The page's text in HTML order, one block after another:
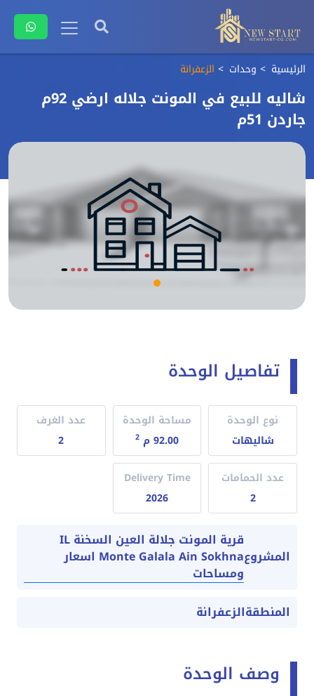
الرئيسية وحدات الزعفرانة
شاليه للبيع في المونت جلاله ارضي 92م
جاردن 51م
تفاصيل الوحدة
نوع الوحدة
شاليهات
مساحة الوحدة
92.00 م
2
عدد الغرف
2
عدد الحمامات
2
Delivery Time
2026
المشروع
قرية المونت جلالة العين السخنة IL
Monte Galala Ain Sokhna اسعار
ومساحات
المنطقةالزعفرانة
وصف الوحدة